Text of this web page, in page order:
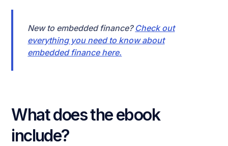
New to embedded finance? Check out
everything you need to know about
embedded finance here.
What does the ebook
include?